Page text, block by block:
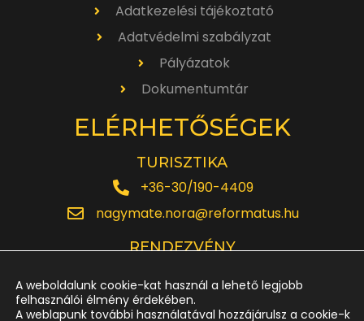
Adatkezelési tájékoztató
Adatvédelmi szabályzat
Pályázatok
Dokumentumtár
ELÉRHETŐSÉGEK
TURISZTIKA
+36-30/190-4409
nagymate.nora@reformatus.hu
RENDEZVÉNY
rendezveny.nagytemplom@reformatus.hu
A weboldalunk cookie-kat használ a lehető legjobb
felhasználói élmény érdekében.
A weblapunk további használatával hozzájárulsz a cookie-k